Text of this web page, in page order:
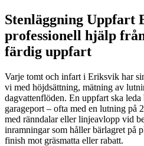
Stenläggning Uppfart
professionell hjälp
färdig uppfart
Varje tomt och infart i Eriksvik har
vi med höjdsättning, mätning av
dagvattenflöden. En uppfart ska
garageport – ofta med en lutning på
med ränndalar eller linjeavlopp vid
inramningar som håller bärlagret på
finish mot gräsmatta eller rabatt.